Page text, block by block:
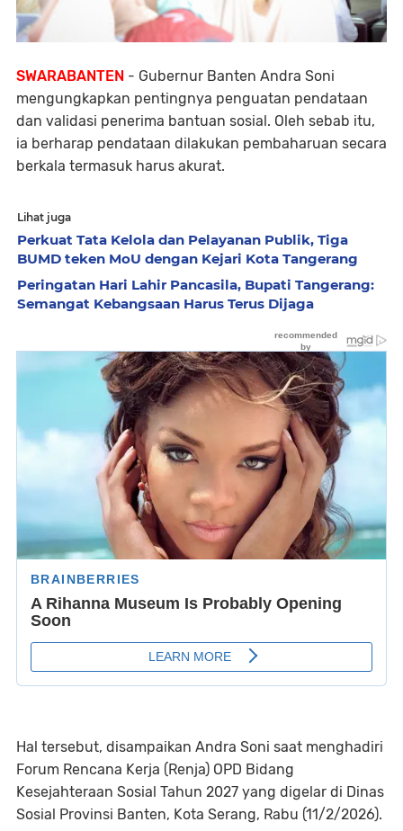
SWARABANTEN - Gubernur Banten Andra Soni
mengungkapkan pentingnya penguatan pendataan
dan validasi penerima bantuan sosial. Oleh sebab itu,
ia berharap pendataan dilakukan pembaharuan secara
berkala termasuk harus akurat.
Lihat juga
Perkuat Tata Kelola dan Pelayanan Publik, Tiga
BUMD teken MoU dengan Kejari Kota Tangerang
Peringatan Hari Lahir Pancasila, Bupati Tangerang:
Semangat Kebangsaan Harus Terus Dijaga
Hal tersebut, disampaikan Andra Soni saat menghadiri
Forum Rencana Kerja (Renja) OPD Bidang
Kesejahteraan Sosial Tahun 2027 yang digelar di Dinas
Sosial Provinsi Banten, Kota Serang, Rabu (11/2/2026).